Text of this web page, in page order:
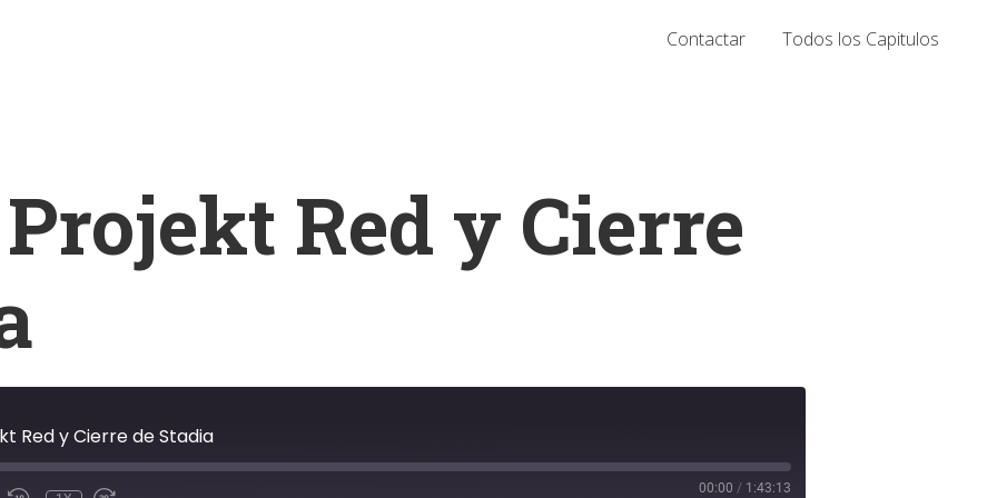
Contactar Todos los Capitulos
Projekt Red y Cierre
Red y Cierre de Stadia
00:00 / 1:43:13